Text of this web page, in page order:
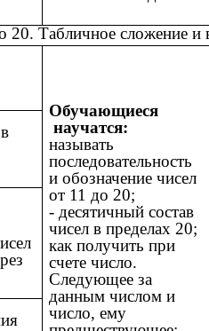
20. Табличное сложение и
Обучающиеся
научатся:
называть
последовательность
и обозначение чисел
от 11 до 20;
- десятичный состав
чисел в пределах 20;
как получить при
счете число.
Следующее за
данным числом и
число, ему